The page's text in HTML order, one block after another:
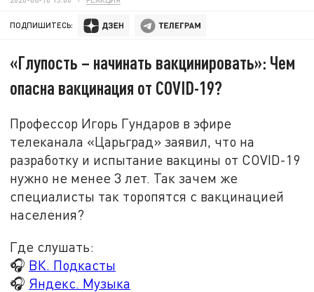
ПОДПИШИТЕСЬ:
«Глупость – начинать вакцинировать»: Чем
опасна вакцинация от COVID-19?
Профессор Игорь Гундаров в эфире
телеканала «Царьград» заявил, что на
разработку и испытание вакцины от COVID-19
нужно не менее 3 лет. Так зачем же
специалисты так торопятся с вакцинацией
населения?
Где слушать:
🎧 ВК. Подкасты
🎧 Яндекс. Музыка